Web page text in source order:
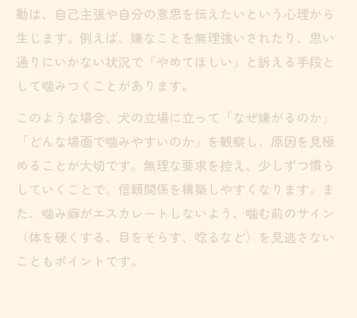
動は、自己主張や自分の意思を伝えたいという心理から
生じます。例えば、嫌なことを無理強いされたり、思い
通りにいかない状況で「やめてほしい」と訴える手段と
して噛みつくことがあります。
このような場合、犬の立場に立って「なぜ嫌がるのか」
「どんな場面で噛みやすいのか」を観察し、原因を見極
めることが大切です。無理な要求を控え、少しずつ慣ら
していくことで、信頼関係を構築しやすくなります。ま
た、噛み癖がエスカレートしないよう、噛む前のサイン
（体を硬くする、目をそらす、唸るなど）を見逃さない
こともポイントです。